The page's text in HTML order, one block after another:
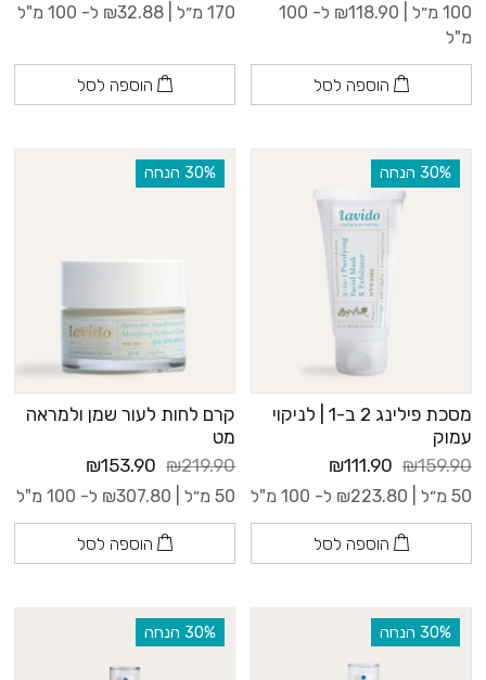
100 מ״ל | ₪118.90
ל- 100
מ"ל
הוספה לסל
170 מ״ל | ₪32.88 ל- 100 מ"ל
הוספה לסל
‫30% הנחה
מסכת פילינג 2 ב-1 | לניקוי
עמוק
₪159.90
₪111.90
50 מ״ל | ₪223.80 ל- 100 מ"ל
הוספה לסל
‫30% הנחה
קרם לחות לעור שמן ולמראה
מט
₪219.90
₪153.90
50 מ״ל | ₪307.80 ל- 100 מ"ל
הוספה לסל
‫30% הנחה ‫30% הנחה